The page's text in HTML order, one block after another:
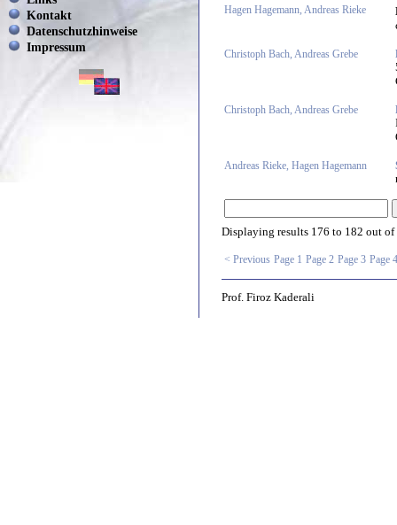
Kontakt
Datenschutzhinweise
Impressum
Hagen Hagemann, Andreas Rieke
Christoph Bach, Andreas Grebe
Christoph Bach, Andreas Grebe
Andreas Rieke, Hagen Hagemann
Displaying results 176 to 182 out of
< Previous Page 1 Page 2 Page 3 Page 4
Prof. Firoz Kaderali